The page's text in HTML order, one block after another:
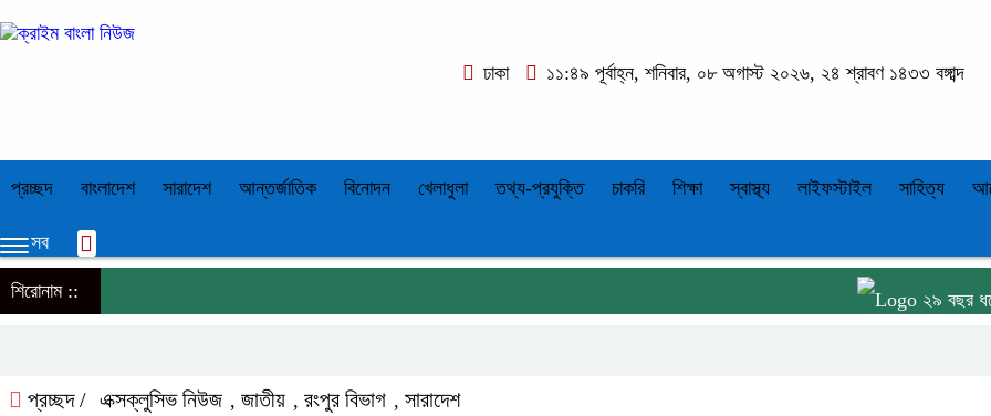
ঢাকা ১১:৪৯ পূর্বাহ্ন, শনিবার, ০৮ অগাস্ট ২০২৬, ২৪ শ্রাবণ ১৪৩৩ বঙ্গাব্দ
প্রচ্ছদ বাংলাদেশ সারাদেশ আন্তর্জাতিক বিনোদন খেলাধুলা তথ্য-প্রযুক্তি চাকরি শিক্ষা স্বাস্থ্য লাইফস্টাইল সাহিত্য
সব
শিরোনাম :: ২৯ বছর ধরে কমিটি
প্রচ্ছদ / এক্সক্লুসিভ নিউজ , জাতীয় , রংপুর বিভাগ , সারাদেশ